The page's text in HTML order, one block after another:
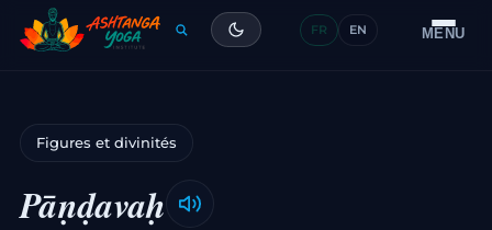
MENU
Formation
Glossaire
Contact
FR EN
Figures et divinités
Pāṇḍavaḥ